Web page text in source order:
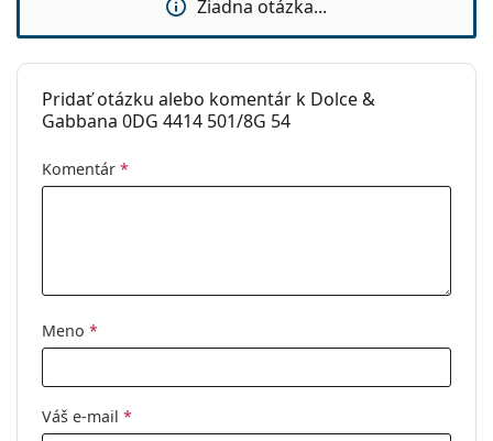
Dolce & Gabbana
Kód:
0DG4414 501/8G 54
Žiadna otázka...
Pridať otázku alebo komentár k Dolce &
Gabbana 0DG 4414 501/8G 54
Komentár *
Meno *
Váš e-mail *